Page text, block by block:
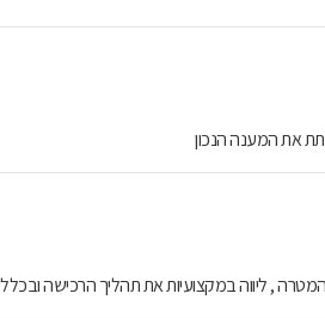
את המענה הנכון
, ליווה במקצועיות את תהליך הרכישה